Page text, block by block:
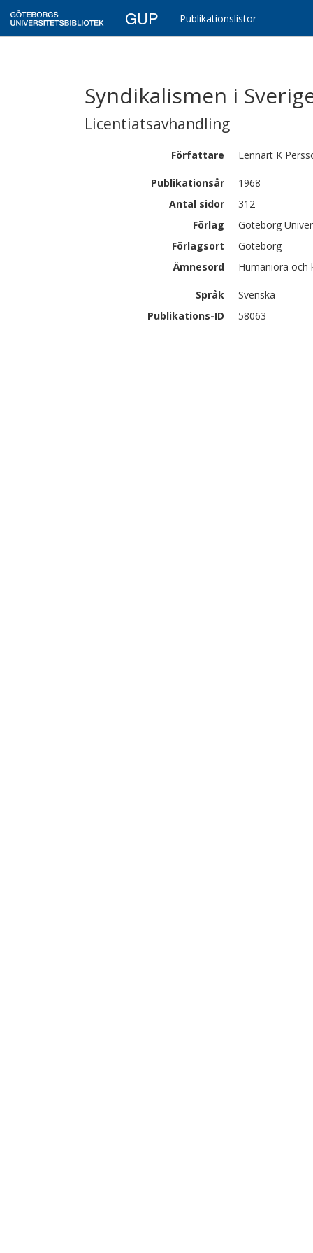
GUP Publikationslistor
Syndikalismen i
Licentiatsavhandling
Författare Lennart K
Publikationsår
1968
Antal sidor
312
Förlag
Göteborg
Förlagsort
Göteborg
Ämnesord
Humaniora
Språk
Svenska
Publikations-ID
58063